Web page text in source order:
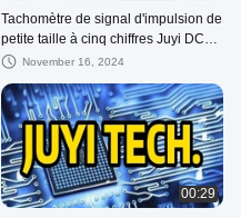
Tachomètre de signal d'impulsion de
petite taille à cinq chiffres Juyi DC
module d'affichage de vitesse du
November 16, 2024
00:29